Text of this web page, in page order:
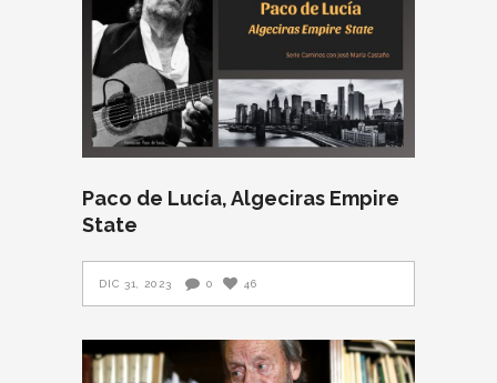
Paco de Lucía, Algeciras Empire
State
DIC 31, 2023 0 46